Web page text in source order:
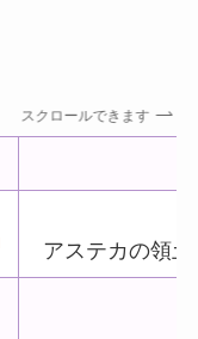
スクロールできます
アステカの領